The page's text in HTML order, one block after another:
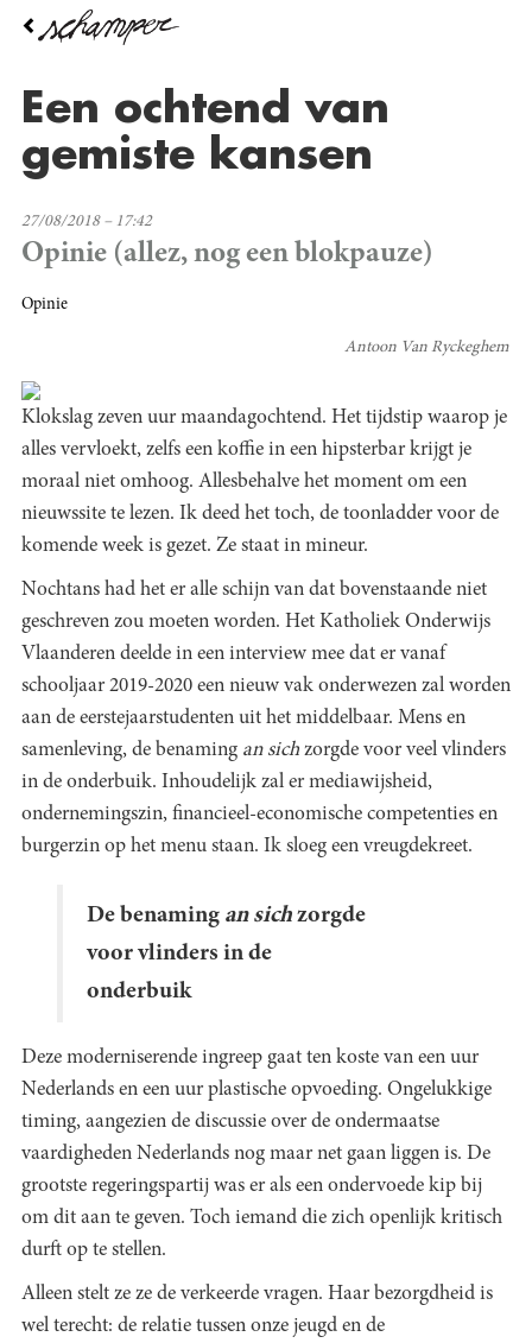
Overslaan
inhoud
Een ochtend van
gemiste kansen
27/08/2018 – 17:42
Opinie (allez, nog een blokpauze)
Opinie
Antoon Van Ryckeghem
Klokslag zeven uur maandagochtend. Het tijdstip waarop je
alles vervloekt, zelfs een koffie in een hipsterbar krijgt je
moraal niet omhoog. Allesbehalve het moment om een
nieuwssite te lezen. Ik deed het toch, de toonladder voor de
komende week is gezet. Ze staat in mineur.
Nochtans had het er alle schijn van dat bovenstaande niet
geschreven zou moeten worden. Het Katholiek Onderwijs
Vlaanderen deelde in een interview mee dat er vanaf
schooljaar 2019-2020 een nieuw vak onderwezen zal worden
aan de eerstejaarstudenten uit het middelbaar. Mens en
samenleving, de benaming an sich zorgde voor veel vlinders
in de onderbuik. Inhoudelijk zal er mediawijsheid,
ondernemingszin, financieel-economische competenties en
burgerzin op het menu staan. Ik sloeg een vreugdekreet.
De benaming an sich zorgde
voor vlinders in de
onderbuik
Deze moderniserende ingreep gaat ten koste van een uur
Nederlands en een uur plastische opvoeding. Ongelukkige
timing, aangezien de discussie over de ondermaatse
vaardigheden Nederlands nog maar net gaan liggen is. De
grootste regeringspartij was er als een ondervoede kip bij
om dit aan te geven. Toch iemand die zich openlijk kritisch
durft op te stellen.
Alleen stelt ze ze de verkeerde vragen. Haar bezorgdheid is
wel terecht: de relatie tussen onze jeugd en de